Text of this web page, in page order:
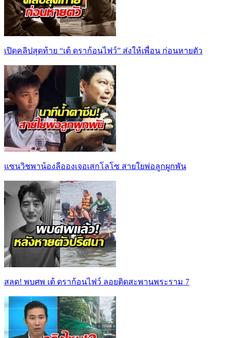
เปิดคลิปสุดท้าย “เต้ ดราก้อนไฟว์” ส่งให้เพื่อน ก่อนหายตัว
แซนวิชพาน้องลีอองเจอเสกโลโซ สายใยพ่อลูกผูกพัน
สลด! พบศพ เต้ ดราก้อนไฟว์ ลอยติดสะพานพระราม 7